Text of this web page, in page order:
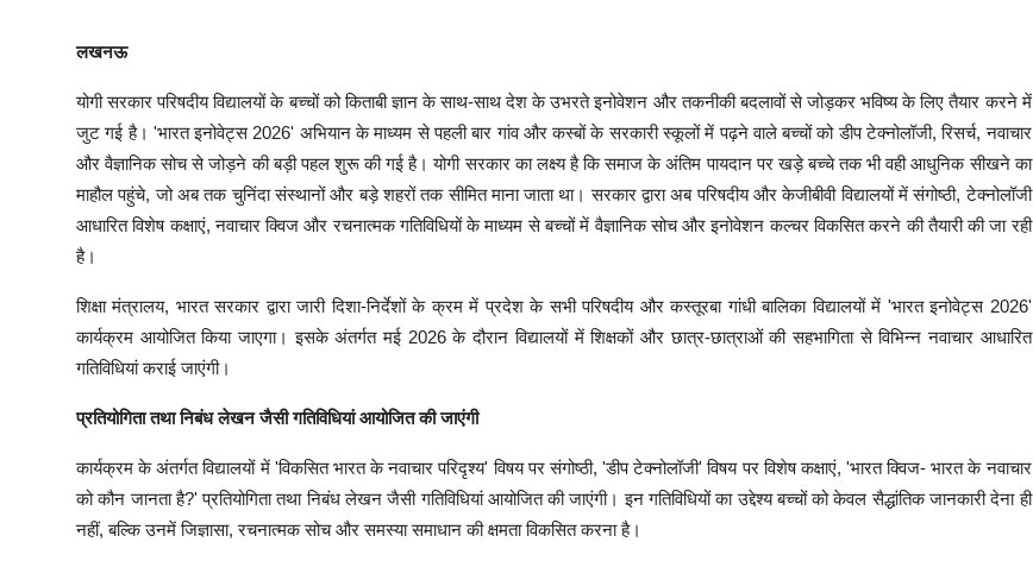
लखनऊ
योगी सरकार परिषदीय विद्यालयों के बच्चों को किताबी ज्ञान के साथ-साथ देश के उभरते इनोवेशन और तकनीकी बदलावों से जोड़कर भविष्य के लिए तैयार करने में
जुट गई है। 'भारत इनोवेट्स 2026' अभियान के माध्यम से पहली बार गांव और कस्बों के सरकारी स्कूलों में पढ़ने वाले बच्चों को डीप टेक्नोलॉजी, रिसर्च, नवाचार
और वैज्ञानिक सोच से जोड़ने की बड़ी पहल शुरू की गई है। योगी सरकार का लक्ष्य है कि समाज के अंतिम पायदान पर खड़े बच्चे तक भी वही आधुनिक सीखने का
माहौल पहुंचे, जो अब तक चुनिंदा संस्थानों और बड़े शहरों तक सीमित माना जाता था। सरकार द्वारा अब परिषदीय और केजीबीवी विद्यालयों में संगोष्ठी, टेक्नोलॉजी
आधारित विशेष कक्षाएं, नवाचार क्विज और रचनात्मक गतिविधियों के माध्यम से बच्चों में वैज्ञानिक सोच और इनोवेशन कल्चर विकसित करने की तैयारी की जा रही
है।
शिक्षा मंत्रालय, भारत सरकार द्वारा जारी दिशा-निर्देशों के क्रम में प्रदेश के सभी परिषदीय और कस्तूरबा गांधी बालिका विद्यालयों में 'भारत इनोवेट्स 2026'
कार्यक्रम आयोजित किया जाएगा। इसके अंतर्गत मई 2026 के दौरान विद्यालयों में शिक्षकों और छात्र-छात्राओं की सहभागिता से विभिन्न नवाचार आधारित
गतिविधियां कराई जाएंगी।
प्रतियोगिता तथा निबंध लेखन जैसी गतिविधियां आयोजित की जाएंगी
कार्यक्रम के अंतर्गत विद्यालयों में 'विकसित भारत के नवाचार परिदृश्य' विषय पर संगोष्ठी, 'डीप टेक्नोलॉजी' विषय पर विशेष कक्षाएं, 'भारत क्विज- भारत के नवाचार
को कौन जानता है?' प्रतियोगिता तथा निबंध लेखन जैसी गतिविधियां आयोजित की जाएंगी। इन गतिविधियों का उद्देश्य बच्चों को केवल सैद्धांतिक जानकारी देना ही
नहीं, बल्कि उनमें जिज्ञासा, रचनात्मक सोच और समस्या समाधान की क्षमता विकसित करना है।